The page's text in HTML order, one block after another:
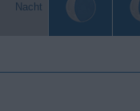
Nacht